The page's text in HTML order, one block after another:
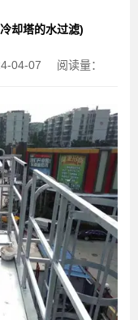
却塔的水过滤)
04-07 阅读量：